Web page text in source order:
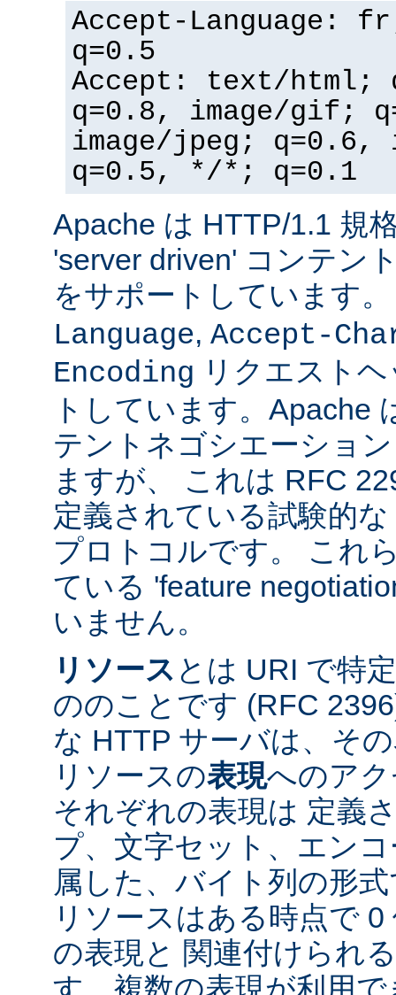
Accept-Language:
q=0.5
Accept: text/html;
q=0.8, image/gif;
image/jpeg; q=0.6,
q=0.5, */*; q=0.1
Apache は HTTP/1.1 規
'server driven' コンテン
をサポートしています
Language, Accept-
Encoding リクエスト
トしています。Apache
テントネゴシエーショ
ますが、 これは RFC
定義されている試験的
プロトコルです。 これ
ている 'feature
いません。
リソース とは URI で特
ののことです (RFC
な HTTP サーバは、そ
リソースの表現へのア
それぞれの表現は 定義
プ、文字セット、エン
属した、バイト列の形
リソースはある時点で
の表現と 関連付けられ
す。複数の表現が利用